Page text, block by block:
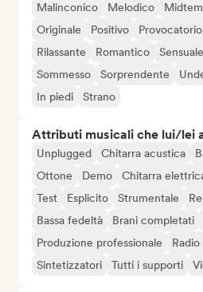
Malinconico
Melodico
Originale
Positivo Provocatorio
Rilassante
Romantico Sensuale
Sommesso
Sorprendente
In piedi
Strano
Attributi musicali che lui/lei
Unplugged Chitarra acustica
Ottone
Demo Chitarra
Test
Esplicito Strumentale
Bassa fedeltà
Brani completati
Produzione professionale
Sintetizzatori
Tutti i supporti